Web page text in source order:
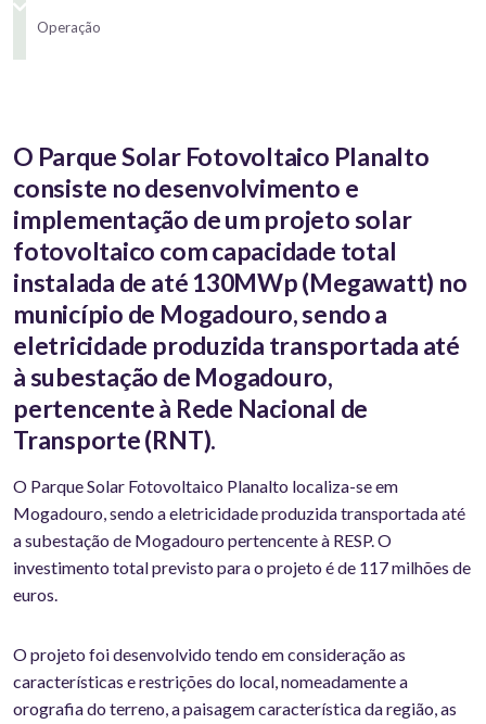
Operação
O Parque Solar Fotovoltaico Planalto
consiste no desenvolvimento e
implementação de um projeto solar
fotovoltaico com capacidade total
instalada de até 130MWp (Megawatt) no
município de Mogadouro, sendo a
eletricidade produzida transportada até
à subestação de Mogadouro,
pertencente à Rede Nacional de
Transporte (RNT).
O Parque Solar Fotovoltaico Planalto localiza-se em
Mogadouro, sendo a eletricidade produzida transportada até
a subestação de Mogadouro pertencente à RESP. O
investimento total previsto para o projeto é de 117 milhões de
euros.
O projeto foi desenvolvido tendo em consideração as
características e restrições do local, nomeadamente a
orografia do terreno, a paisagem característica da região, as